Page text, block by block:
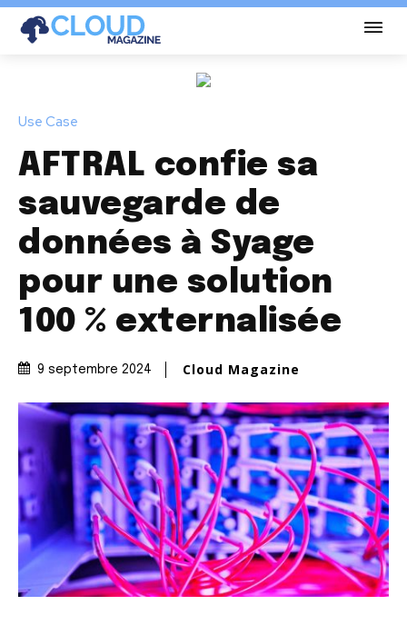
Use Case
AFTRAL confie sa
sauvegarde de
données à Syage
pour une solution
100 % externalisée
9 septembre 2024 Cloud Magazine